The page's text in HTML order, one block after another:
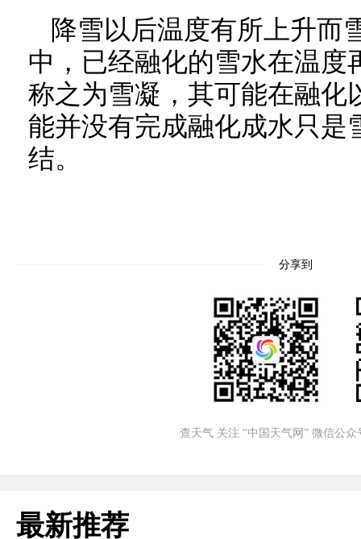
降雪以后温度有所上升而
中，已经融化的雪水在温度
称之为雪凝，其可能在融化
能并没有完成融化成水只是
结。
分享到
查天气 关注 “中国天气网” 微信公众
最新推荐